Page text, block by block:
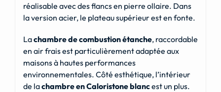
réalisable avec des flancs en pierre ollaire. Dans
la version acier, le plateau supérieur est en fonte.
Lachambre de combustion étanche, raccordable
en air frais est particulièrement adaptée aux
maisons à hautes performances
environnementales. Côté esthétique, l’intérieur
de lachambre en Caloristone blancest un plus.